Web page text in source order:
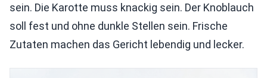
sein. Die Karotte muss knackig sein. Der Knoblauch
soll fest und ohne dunkle Stellen sein. Frische
Zutaten machen das Gericht lebendig und lecker.